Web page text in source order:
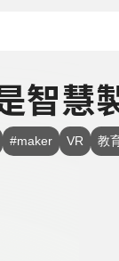
智慧
#maker VR 教